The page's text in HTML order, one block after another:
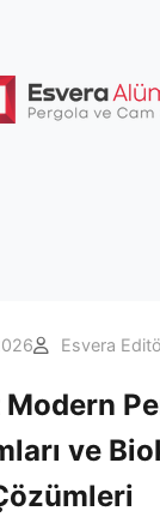
Esvera
Modern
ve